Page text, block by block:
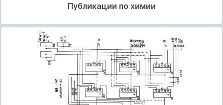
Публикации по химии